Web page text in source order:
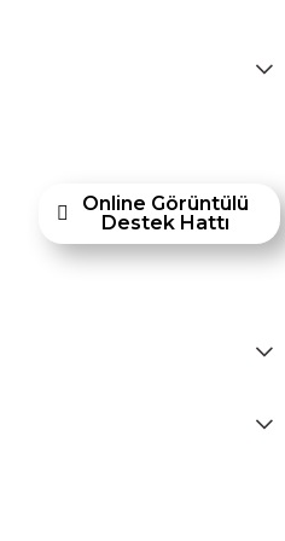
masif ahşap mobilyaları ve
bir araya getiren Ashley
her eve taşımak amacıyla
göstermektedir."
Online Görüntülü
Destek Hattı